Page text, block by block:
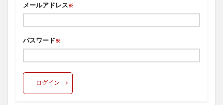
メールアドレス※
パスワード※
ログイン